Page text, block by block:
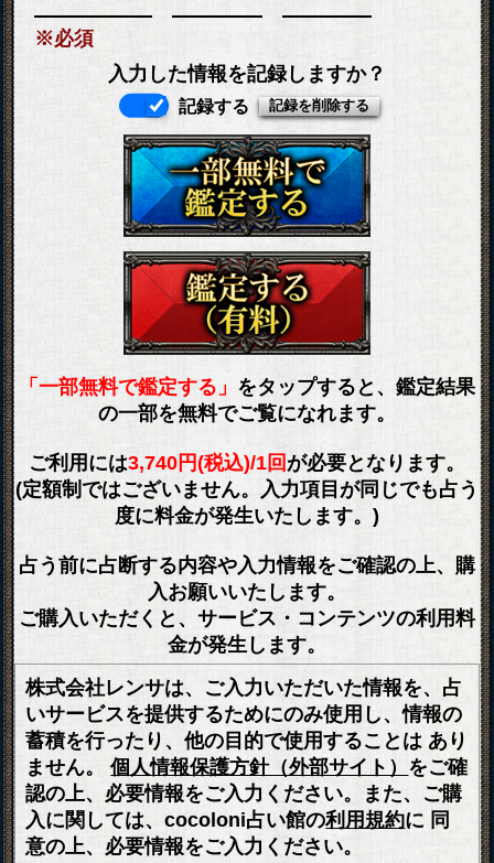
※必須
入力した情報を記録しますか？
記録する
「一部無料で鑑定する」 をタップすると、鑑定結果
の一部を無料でご覧になれます。
ご利用には3,740円(税込)/1回 が必要となります。
(定額制ではございません。入力項目が同じでも占う
度に料金が発生いたします。)
占う前に占断する内容や入力情報をご確認の上、購
入お願いいたします。
ご購入いただくと、サービス・コンテンツの利用料
金が発生します。
株式会社レンサは、ご入力いただいた情報を、占
いサービスを提供するためにのみ使用し、情報の
蓄積を行ったり、他の目的で使用することは あり
ません。個人情報保護方針（外部サイト） をご確
認の上、必要情報をご入力ください。また、ご購
入に関しては、cocoloni占い館の利用規約に 同
意の上、必要情報をご入力ください。